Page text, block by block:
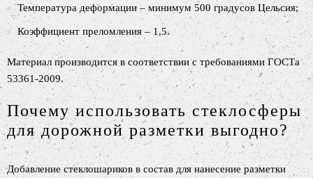
Температура деформации – минимум 500 градусов Цельсия;
Коэффициент преломления – 1,5.
Материал производится в соответствии с требованиями ГОСТа
53361-2009.
Почему использовать стеклосферы
для дорожной разметки выгодно?
Добавление стеклошариков в состав для нанесение разметки